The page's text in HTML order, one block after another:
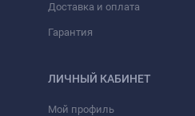
Доставка и оплата
Гарантия
ЛИЧНЫЙ КАБИНЕТ
Мой профиль